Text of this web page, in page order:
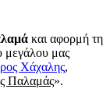
και αφορμή τη
μεγάλου μας
Χάχαλης,
Παλαμάς».